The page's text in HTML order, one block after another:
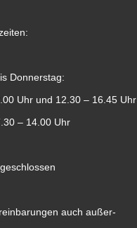
Donnerstag:
Uhr und 12.30 – 16.45 Uhr
– 14.00 Uhr
auch außer-